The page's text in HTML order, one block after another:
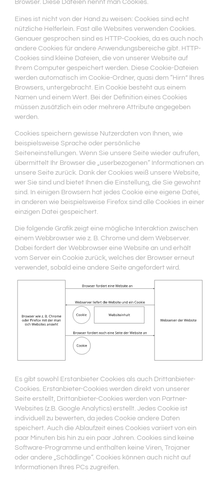
Browser. Diese Dateien nennt man Cookies.
Eines ist nicht von der Hand zu weisen: Cookies sind echt
nützliche Helferlein. Fast alle Websites verwenden Cookies.
Genauer gesprochen sind es HTTP-Cookies, da es auch noch
andere Cookies für andere Anwendungsbereiche gibt. HTTP-
Cookies sind kleine Dateien, die von unserer Website auf
Ihrem Computer gespeichert werden. Diese Cookie-Dateien
werden automatisch im Cookie-Ordner, quasi dem “Hirn” Ihres
Browsers, untergebracht. Ein Cookie besteht aus einem
Namen und einem Wert. Bei der Definition eines Cookies
müssen zusätzlich ein oder mehrere Attribute angegeben
werden.
Cookies speichern gewisse Nutzerdaten von Ihnen, wie
beispielsweise Sprache oder persönliche
Seiteneinstellungen. Wenn Sie unsere Seite wieder aufrufen,
übermittelt Ihr Browser die „userbezogenen“ Informationen an
unsere Seite zurück. Dank der Cookies weiß unsere Website,
wer Sie sind und bietet Ihnen die Einstellung, die Sie gewohnt
sind. In einigen Browsern hat jedes Cookie eine eigene Datei,
in anderen wie beispielsweise Firefox sind alle Cookies in einer
einzigen Datei gespeichert.
Die folgende Grafik zeigt eine mögliche Interaktion zwischen
einem Webbrowser wie z. B. Chrome und dem Webserver.
Dabei fordert der Webbrowser eine Website an und erhält
vom Server ein Cookie zurück, welches der Browser erneut
verwendet, sobald eine andere Seite angefordert wird.
Es gibt sowohl Erstanbieter Cookies als auch Drittanbieter-
Cookies. Erstanbieter-Cookies werden direkt von unserer
Seite erstellt, Drittanbieter-Cookies werden von Partner-
Websites (z.B. Google Analytics) erstellt. Jedes Cookie ist
individuell zu bewerten, da jedes Cookie andere Daten
speichert. Auch die Ablaufzeit eines Cookies variiert von ein
paar Minuten bis hin zu ein paar Jahren. Cookies sind keine
Software-Programme und enthalten keine Viren, Trojaner
oder andere „Schädlinge“. Cookies können auch nicht auf
Informationen Ihres PCs zugreifen.